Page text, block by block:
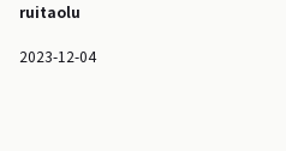
ruitaolu
2023-12-04